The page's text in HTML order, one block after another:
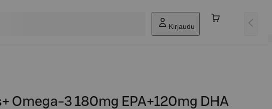
Kirjaudu
Omega-3 180mg EPA+120mg DHA